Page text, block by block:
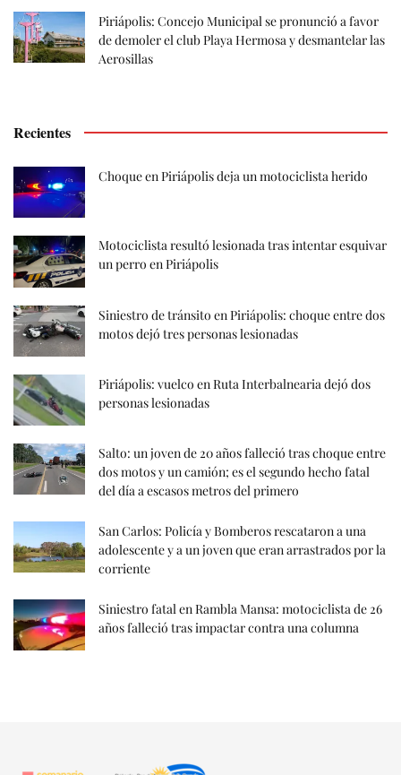
Piriápolis: Concejo Municipal se pronunció a favor
de demoler el club Playa Hermosa y desmantelar las
Aerosillas
Recientes
Choque en Piriápolis deja un motociclista herido
Motociclista resultó lesionada tras intentar esquivar
un perro en Piriápolis
Siniestro de tránsito en Piriápolis: choque entre dos
motos dejó tres personas lesionadas
Piriápolis: vuelco en Ruta Interbalnearia dejó dos
personas lesionadas
Salto: un joven de 20 años falleció tras choque entre
dos motos y un camión; es el segundo hecho fatal
del día a escasos metros del primero
San Carlos: Policía y Bomberos rescataron a una
adolescente y a un joven que eran arrastrados por la
corriente
Siniestro fatal en Rambla Mansa: motociclista de 26
años falleció tras impactar contra una columna